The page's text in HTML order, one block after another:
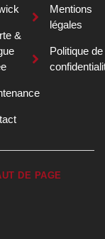
&
Mentions
légales
Politique de
DE PAGE